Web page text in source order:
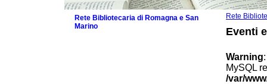
Rete
Eventi
Warning
MySQL
/var/
Rete Bibliotecaria di Romagna e San
Marino